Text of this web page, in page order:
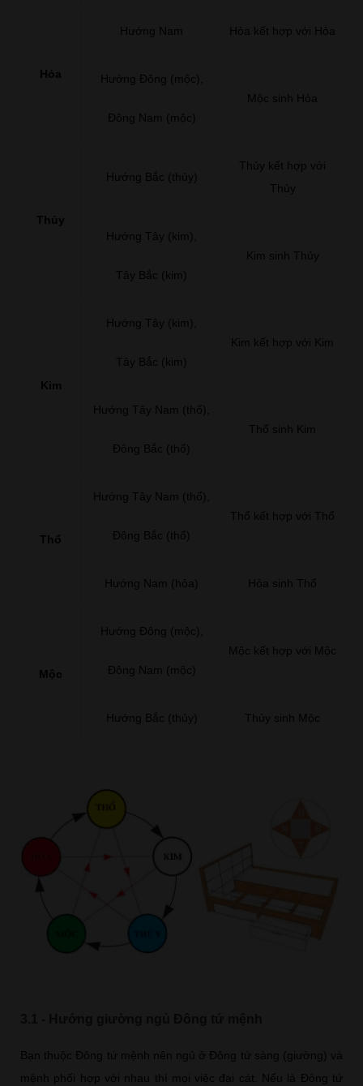
Hỏa
Hướng Nam Hỏa kết hợp với Hỏa
Hướng Đông (mộc),
Đông Nam (mộc)
Mộc sinh Hỏa
Thủy
Hướng Bắc (thủy)
Thủy kết hợp với
Thủy
Hướng Tây (kim),
Tây Bắc (kim)
Kim sinh Thủy
Kim
Hướng Tây (kim),
Tây Bắc (kim)
Kim kết hợp với Kim
Hướng Tây Nam (thổ),
Đông Bắc (thổ)
Thổ sinh Kim
Thổ
Hướng Tây Nam (thổ),
Đông Bắc (thổ)
Thổ kết hợp với Thổ
Hướng Nam (hỏa) Hỏa sinh Thổ
Mộc
Hướng Đông (mộc),
Đông Nam (mộc)
Mộc kết hợp với Mộc
Hướng Bắc (thủy) Thủy sinh Mộc
Bạn thuộc Đông tứ mệnh nên ngủ ở Đông tứ sàng (giường) và
mệnh phối hợp với nhau thì mọi việc đại cát. Nếu là Đông tứ